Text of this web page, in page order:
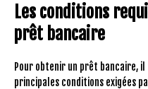
Les conditions
prêt bancaire
Pour obtenir un prêt bancaire,
principales conditions exigées